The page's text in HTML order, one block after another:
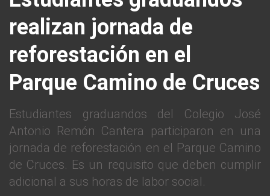
realizan jornada de
reforestación en el
Parque Camino de Cruces
Estudiantes graduandos del Colegio José
Antonio Remón Cantera participaron en una
jornada de reforestación en el Parque Camino
de Cruces. Es un requisito que deben cumplir
adicional a sus horas de labor social.